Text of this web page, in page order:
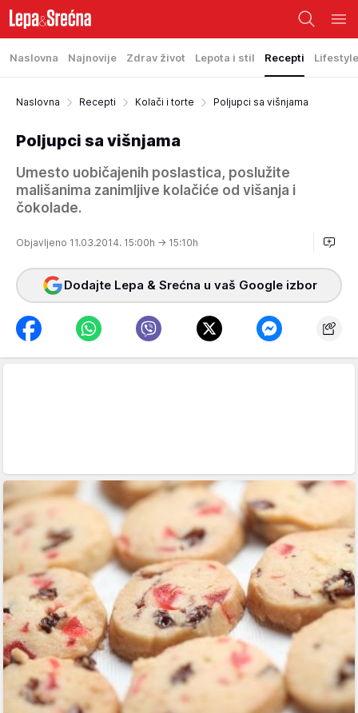
Naslovna Najnovije Zdrav život Lepota i stil Recepti Lifestyle
Naslovna Recepti Kolači i torte Poljupci sa višnjama
Poljupci sa višnjama
Umesto uobičajenih poslastica, poslužite
mališanima zanimljive kolačiće od višanja i
čokolade.
Objavljeno 11.03.2014. 15:00h → 15:10h
Dodajte Lepa & Srećna u vaš Google izbor